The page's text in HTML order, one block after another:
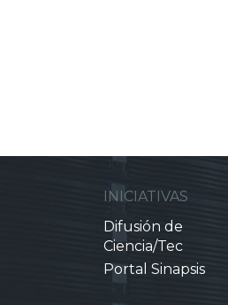
INICIATIVAS
Difusión de
Ciencia/Tec
Portal Sinapsis